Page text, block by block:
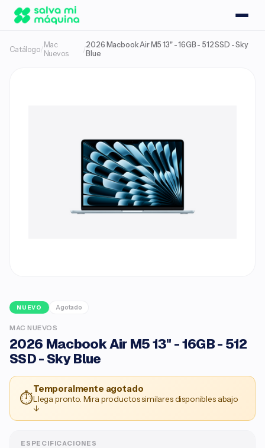
Catálogo/ Mac
Nuevos
/2026 Macbook Air M5 13" - 16GB - 512 SSD - Sky
Blue
NUEVO Agotado
MAC NUEVOS
2026 Macbook Air M5 13" - 16GB - 512
SSD - Sky Blue
⏱
Temporalmente agotado
Llega pronto. Mira productos similares disponibles abajo
↓
ESPECIFICACIONES